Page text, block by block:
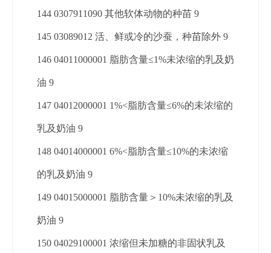
144 0307911090 其他软体动物的种苗 9
145 03089012 活、鲜或冷的沙蚕，种苗除外 9
146 04011000001 脂肪含量≤1%未浓缩的乳及奶
油 9
147 04012000001 1%<脂肪含量≤6%的未浓缩的
乳及奶油 9
148 04014000001 6%<脂肪含量≤10%的未浓缩
的乳及奶油 9
149 04015000001 脂肪含量＞10%未浓缩的乳及
奶油 9
150 04029100001 浓缩但未加糖的非固状乳及